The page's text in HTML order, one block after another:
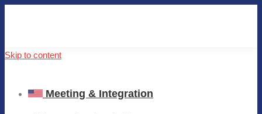
Skip to content
Meeting & Integration